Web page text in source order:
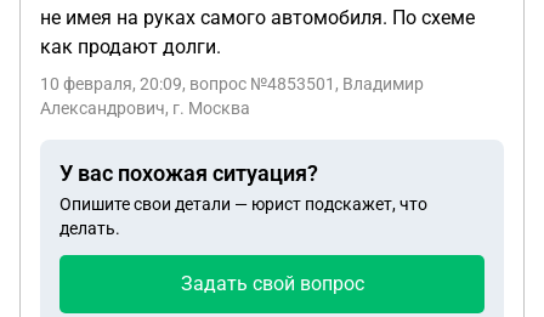
не имея на руках самого автомобиля. По схеме
как продают долги.
10 февраля, 20:09, вопрос №4853501, Владимир
Александрович, г. Москва
У вас похожая ситуация?
Опишите свои детали — юрист подскажет, что
делать.
Задать свой вопрос